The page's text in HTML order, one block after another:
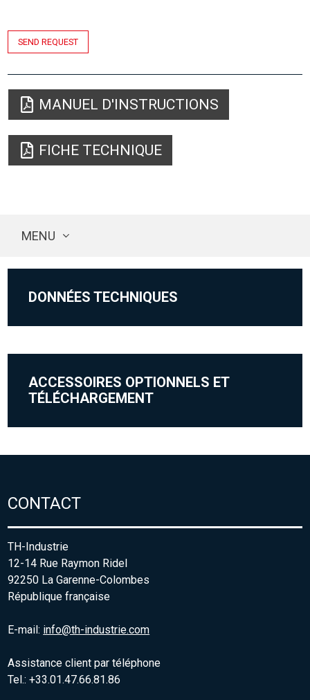
SEND REQUEST
MANUEL D'INSTRUCTIONS
FICHE TECHNIQUE
MENU
DONNÉES TECHNIQUES
ACCESSOIRES OPTIONNELS ET
TÉLÉCHARGEMENT
CONTACT
TH-Industrie
12-14 Rue Raymon Ridel
92250 La Garenne-Colombes
République française
E-mail: info@th-industrie.com
Assistance client par téléphone
Tel.: +33.01.47.66.81.86